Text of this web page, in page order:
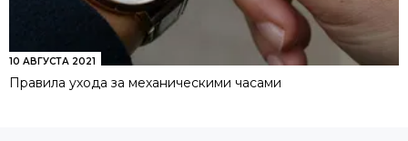
10 АВГУСТА 2021
Правила ухода за механическими часами